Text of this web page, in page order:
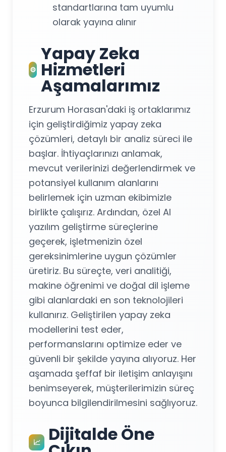
standartlarına tam uyumlu
olarak yayına alınır
⚙️
Yapay Zeka
Hizmetleri
Aşamalarımız
Erzurum Horasan'daki iş ortaklarımız
için geliştirdiğimiz yapay zeka
çözümleri, detaylı bir analiz süreci ile
başlar. İhtiyaçlarınızı anlamak,
mevcut verilerinizi değerlendirmek ve
potansiyel kullanım alanlarını
belirlemek için uzman ekibimizle
birlikte çalışırız. Ardından, özel AI
yazılım geliştirme süreçlerine
geçerek, işletmenizin özel
gereksinimlerine uygun çözümler
üretiriz. Bu süreçte, veri analitiği,
makine öğrenimi ve doğal dil işleme
gibi alanlardaki en son teknolojileri
kullanırız. Geliştirilen yapay zeka
modellerini test eder,
performanslarını optimize eder ve
güvenli bir şekilde yayına alıyoruz. Her
aşamada şeffaf bir iletişim anlayışını
benimseyerek, müşterilerimizin süreç
boyunca bilgilendirilmesini sağlıyoruz.
📈 Dijitalde Öne